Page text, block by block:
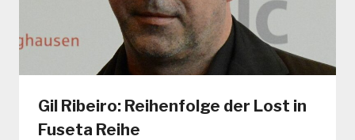
Gil Ribeiro: Reihenfolge der Lost in
Fuseta Reihe